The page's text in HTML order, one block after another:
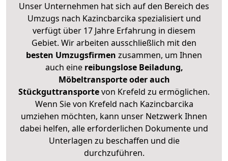
Unser Unternehmen hat sich auf den Bereich des
Umzugs nach Kazincbarcika spezialisiert und
verfügt über 17 Jahre Erfahrung in diesem
Gebiet. Wir arbeiten ausschließlich mit den
besten Umzugsfirmen zusammen, um Ihnen
auch eine reibungslose Beiladung,
Möbeltransporte oder auch
Stückguttransportevon Krefeld zu ermöglichen.
Wenn Sie von Krefeld nach Kazincbarcika
umziehen möchten, kann unser Netzwerk Ihnen
dabei helfen, alle erforderlichen Dokumente und
Unterlagen zu beschaffen und die
durchzuführen.